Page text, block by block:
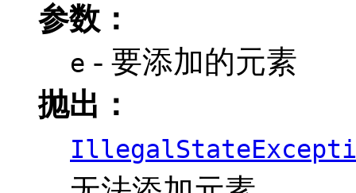
参数：
e - 要添加的元素
抛出：